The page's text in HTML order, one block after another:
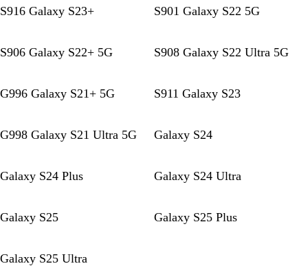
S916 Galaxy S23+ S901 Galaxy S22 5G
S906 Galaxy S22+ 5G S908 Galaxy S22 Ultra 5G
G996 Galaxy S21+ 5G S911 Galaxy S23
G998 Galaxy S21 Ultra 5G Galaxy S24
Galaxy S24 Plus Galaxy S24 Ultra
Galaxy S25 Galaxy S25 Plus
Galaxy S25 Ultra